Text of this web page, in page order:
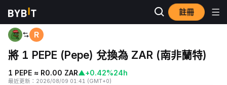
註冊
首頁 PEPE to ZAR
將 1 PEPE (Pepe) 兌換為 ZAR (南非蘭特)
1 PEPE ≈ R0.00 ZAR▲+0.42%24h
最近更新 ： 2026/08/09 01:41 (GMT+0)